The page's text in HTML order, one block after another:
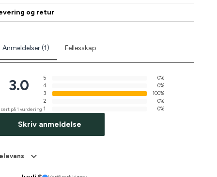
og retur
Anmeldelser (1) Fellesskap
3.0
på 1 vurdering
5
0%
4
0%
3
100%
2
0%
1
0%
Skriv anmeldelse